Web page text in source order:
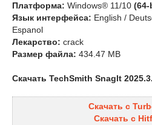
Платформа: Windows® 11/10
Язык интерфейса: English /
Espanol
Лекарство: crack
Размер файла: 434.47 MB
Скачать TechSmith SnagIt
Скачать с
Скачать с